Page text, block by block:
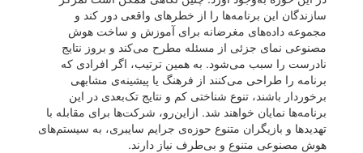
سازندگان این برنامه‌ها را از خطرهای واقعی دور کند و
مجموعه داده‌های مغرضانه برای آموزش و ساخت هوش
مصنوعی نمای جزئی از مسئله مطرح می‌کند و بروز نتایج
نادرست را سبب می‌شود. به همین ترتیب، اگر افرادی که
برنامه را طراحی می‌کنند از فرهنگ یا پیشینه‌ی مشابهی
برخوردار باشند، تنوع شناختی کم و نتایج تک‌بعدی در این
برنامه‌ها نمایان خواهند شد. از‌این‌رو، شرکت‌ها برای مقابله با
تهدیدها و بازیگران متنوع حوزه‌ی جرایم سایبری، به سیستم‌های
هوش مصنوعی متنوع و بی‌طرف نیاز دارند.